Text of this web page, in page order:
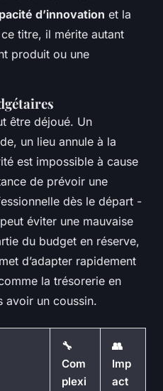
d’innovation et la
titre, il mérite autant
produit ou une
être déjoué. Un
un lieu annule à la
est impossible à cause
de prévoir une
dès le départ -
éviter une mauvaise
du budget en réserve,
d’adapter rapidement
la trésorerie en
avoir un coussin.
🔧
Com
plexi
👥
Imp
act